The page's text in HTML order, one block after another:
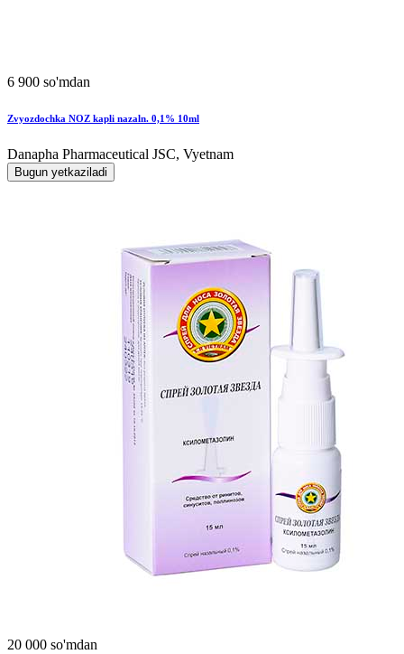
6 900 so'mdan
Zvyozdochka NOZ kapli nazaln. 0,1% 10ml
Danapha Pharmaceutical JSC, Vyetnam
Bugun yetkaziladi
20 000 so'mdan